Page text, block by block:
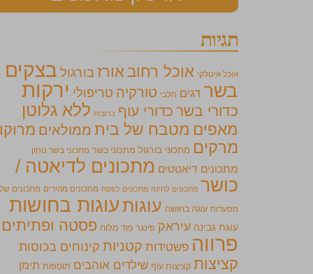
תגיות
אוכל איטלקי אוכל רחוב אורזבורגול בצקים
בשר דגים חלבי טורקיה טריפולי ירקות
כדורי בשר כדורי עוף כרובית ללא גלוטן
מאפים מטבח של בית ממולאים מרוקו
מרקים מתכוני בורגול מתכוני בשר מתכוני בשר טחון
מתכונים דיאטטים מתכונים לדיאטה /
כושר מתכונים לחינה מתכונים לפסח מתכונים מהירים מתכונים של
מסעדות עוגה בחושה עוגותעוגות בחושות
עוגת גבינה עיראק פינגר פוד מלוח פסטה ופתיתים
פרווה פשטידות קטניות קינוחים בכוסות
קציצות קציצות עוף שילדים אוהבים תוספות תימן